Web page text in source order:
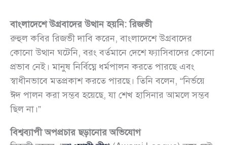
বাংলাদেশে উগ্রবাদের উত্থান হয়নি: রিজভী
রুহুল কবির রিজভী দাবি করেন, বাংলাদেশে উগ্রবাদের
কোনো উত্থান ঘটেনি, বরং বর্তমানে দেশে ফ্যাসিবাদের কোনো
প্রভাব নেই। মানুষ নির্বিঘ্নে ধর্মপালন করতে পারছে এবং
স্বাধীনভাবে মতপ্রকাশ করতে পারছে। তিনি বলেন, “নির্ভয়ে
ঈদ পালন করা সম্ভব হয়েছে, যা শেখ হাসিনার আমলে সম্ভব
ছিল না।”
বিশ্বব্যাপী অপপ্রচার ছড়ানোর অভিযোগ